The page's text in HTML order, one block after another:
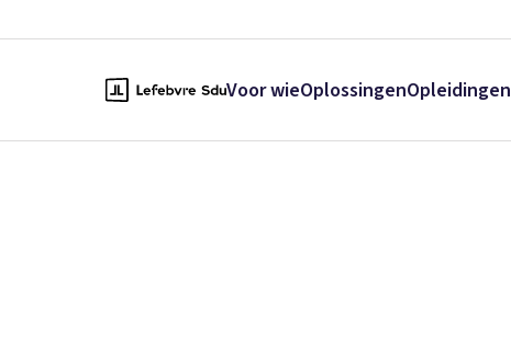
Voor wieOplossingenOpleidingen